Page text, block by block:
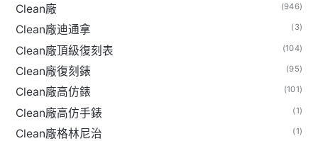
Clean廠 (946)
Clean廠迪通拿 (3)
Clean廠頂級復刻表 (104)
Clean廠復刻錶 (95)
Clean廠高仿錶 (101)
Clean廠高仿手錶 (1)
Clean廠格林尼治 (1)